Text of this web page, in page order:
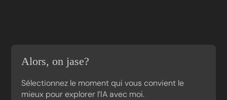
Alors, on jase?
Sélectionnez le moment qui vous convient le
mieux pour explorer l’IA avec moi.